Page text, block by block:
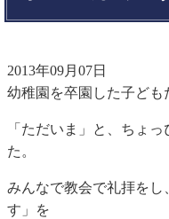
2013年09月07日
幼稚園を卒園した子ども
「ただいま」と、ちょ
た。
みんなで教会で礼拝を
す」を